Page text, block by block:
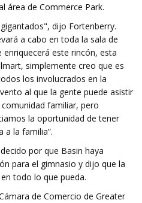
área de Commerce Park.
dijo Fortenberry.
a cabo en toda la sala de
este rincón, esta
simplemente creo que es
los involucrados en la
al que la gente puede asistir
familiar, pero
la oportunidad de tener
a la familia”.
por que Basin haya
para el gimnasio y dijo que la
todo lo que pueda.
de Comercio de Greater